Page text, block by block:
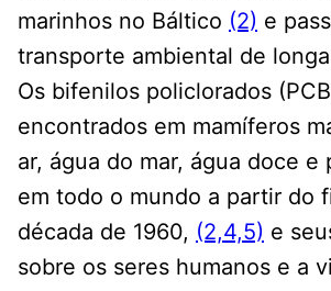
marinhos no Báltico (2) e
transporte ambiental de
Os bifenilos policlorados
encontrados em mamíferos
ar, água do mar, água doce e
em todo o mundo a partir do
década de 1960, (2,4,5) e
sobre os seres humanos e a